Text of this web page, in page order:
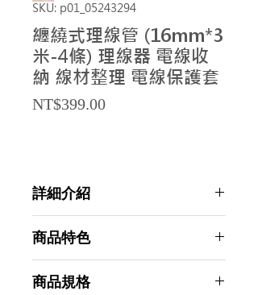
SKU: p01_05243294
纏繞式理線管 (16mm*3
米-4條) 理線器 電線收
納 線材整理 電線保護套
NT$399.00Price
詳細介紹
商品特色
美觀整齊：有效收納整齊不凌亂
商品規格